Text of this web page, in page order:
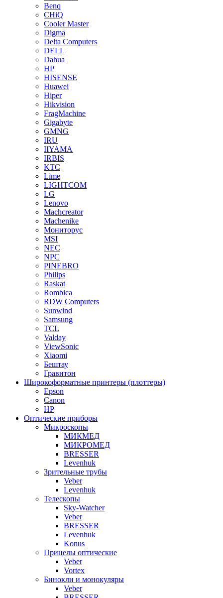
Benq
CHiQ
Cooler Master
Digma
Delta Computers
DELL
Dahua
HP
HISENSE
Huawei
Hiper
Hikvision
FragMachine
Gigabyte
GMNG
IRU
IIYAMA
IRBIS
KTC
Lime
LIGHTCOM
LG
Lenovo
Machcreator
Machenike
Мониторус
MSI
NEC
NPC
PINEBRO
Philips
Raskat
Rombica
RDW Computers
Sunwind
Samsung
TCL
Valday
ViewSonic
Xiaomi
Бештау
Гравитон
Широкоформатные принтеры (плоттеры)
Epson
Canon
HP
Оптические приборы
Микроскопы
МИКМЕД
МИКРОМЕД
BRESSER
Levenhuk
Зрительные трубы
Veber
Levenhuk
Телескопы
Sky-Watcher
Veber
BRESSER
Levenhuk
Konus
Прицелы оптические
Veber
Vortex
Бинокли и монокуляры
Veber